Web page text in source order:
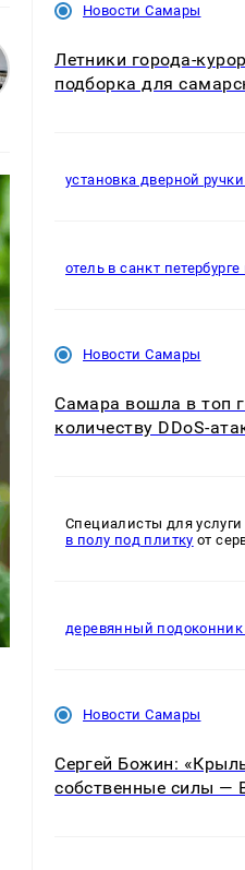
Новости Самары
Летники города-
подборка для
установка дверной
отель в санкт
Новости Самары
Самара вошла в топ
количеству DDoS-
Специалисты для
в полу под плитку от
деревянный
Новости Самары
Сергей Божин:
собственные силы —